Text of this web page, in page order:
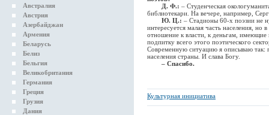
Австралия
Австрия
Азербайджан
Армения
Беларусь
Белиз
Бельгия
Великобритания
Германия
Греция
Грузия
Дания
Д. Ф.: – Студенческая
библиотекари. На вечере, например,
Ю. Ц.: – Стадионы 60-х поэзии не
интересуется малая часть населения, но
отношение к власти, к деньгам,
подпитку всего этого поэтического
Современную ситуацию я описываю так:
населения страны. И слава Богу.
– Спасибо.
Культурная инициатива